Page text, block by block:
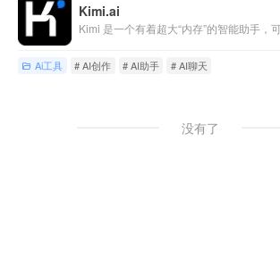
Kimi.ai
Ai工具 # AI创作 # AI助手 # AI聊天
没有了